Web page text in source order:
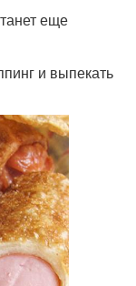
еще
и выпекать